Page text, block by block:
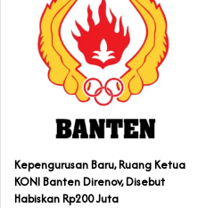
Kepengurusan Baru, Ruang Ketua
KONI Banten Direnov, Disebut
Habiskan Rp200 Juta